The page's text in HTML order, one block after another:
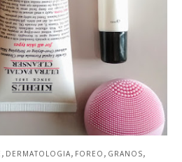
, DERMATOLOGIA, FOREO , GRANOS,